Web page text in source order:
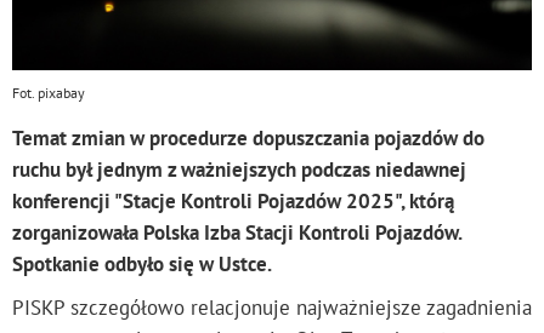
Fot. pixabay
Temat zmian w procedurze dopuszczania pojazdów do
ruchu był jednym z ważniejszych podczas niedawnej
konferencji "Stacje Kontroli Pojazdów 2025", którą
zorganizowała Polska Izba Stacji Kontroli Pojazdów.
Spotkanie odbyło się w Ustce.
PISKP szczegółowo relacjonuje najważniejsze zagadnienia